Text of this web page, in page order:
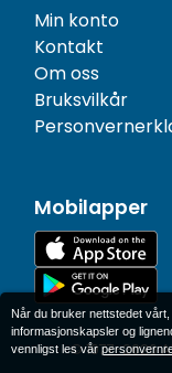
Min konto
Kontakt
Om oss
Bruksvilkår
Mobilapper
© 1977-2026
Når du bruker nettstedet
informasjonskapsler og
vennligst les vår